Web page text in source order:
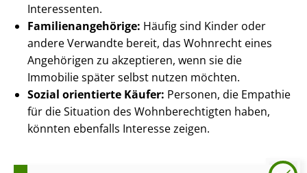
Interessenten.
Fa­mi­li­en­an­ge­hö­ri­ge: Häufig sind Kinder oder
andere Verwandte bereit, das Wohnrecht eines
Angehörigen zu akzeptieren, wenn sie die
Immobilie später selbst nutzen möchten.
Sozial orientierte Käufer: Personen, die Empathie
für die Situation des Wohn­be­rech­tig­ten haben,
könnten ebenfalls Interesse zeigen.